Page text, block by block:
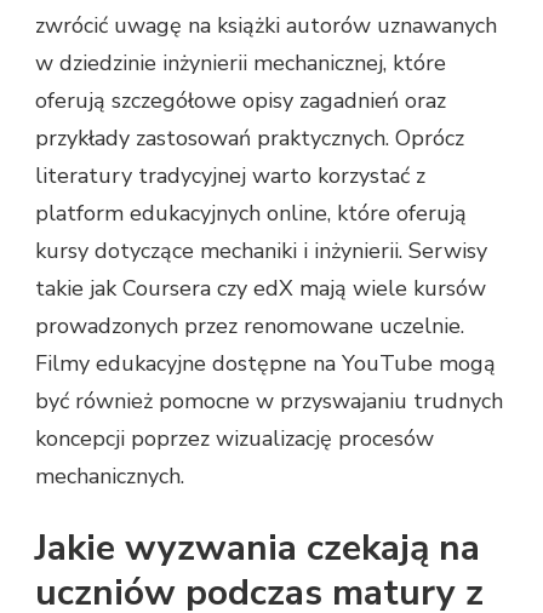
zwrócić uwagę na książki autorów uznawanych
w dziedzinie inżynierii mechanicznej, które
oferują szczegółowe opisy zagadnień oraz
przykłady zastosowań praktycznych. Oprócz
literatury tradycyjnej warto korzystać z
platform edukacyjnych online, które oferują
kursy dotyczące mechaniki i inżynierii. Serwisy
takie jak Coursera czy edX mają wiele kursów
prowadzonych przez renomowane uczelnie.
Filmy edukacyjne dostępne na YouTube mogą
być również pomocne w przyswajaniu trudnych
koncepcji poprzez wizualizację procesów
mechanicznych.
Jakie wyzwania czekają na
uczniów podczas matury z